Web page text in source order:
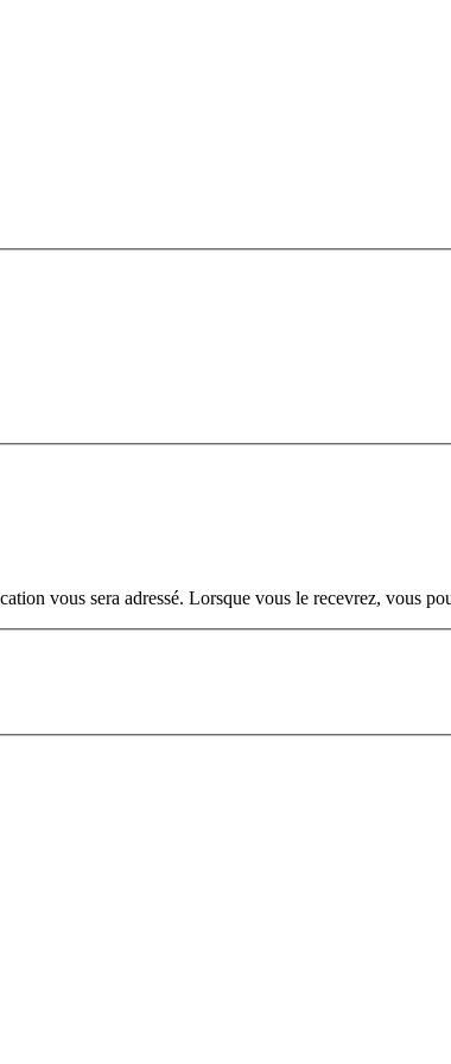
vous sera adressé. Lorsque vous le recevrez, vous